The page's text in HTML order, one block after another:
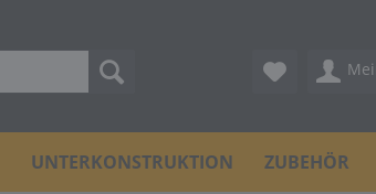
UNTERKONSTRUKTION ZUBEHÖR